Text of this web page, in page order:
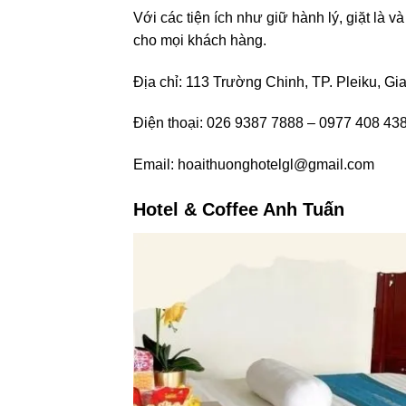
Với các tiện ích như giữ hành lý, giặt là
cho mọi khách hàng.
Địa chỉ: 113 Trường Chinh, TP. Pleiku,
Điện thoại: 026 9387 7888 – 0977 408
Email: hoaithuonghotelgl@gmail.com
Hotel & Coffee Anh Tuấn